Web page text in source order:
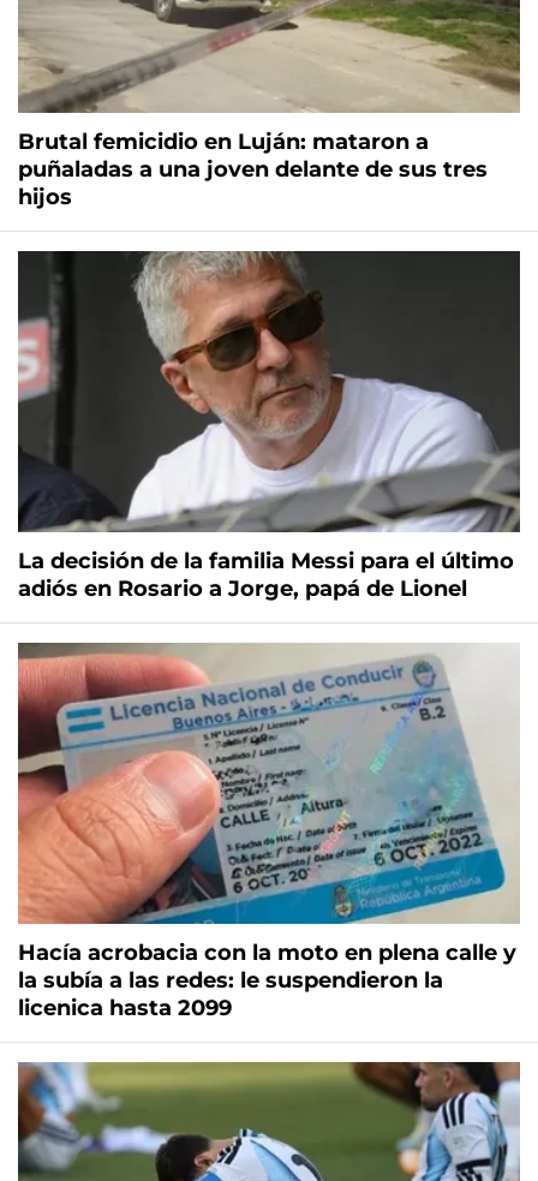
Brutal femicidio en Luján: mataron a
puñaladas a una joven delante de sus tres
hijos
La decisión de la familia Messi para el último
adiós en Rosario a Jorge, papá de Lionel
Hacía acrobacia con la moto en plena calle y
la subía a las redes: le suspendieron la
licenica hasta 2099